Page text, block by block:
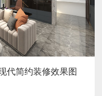
代简约装修效果图